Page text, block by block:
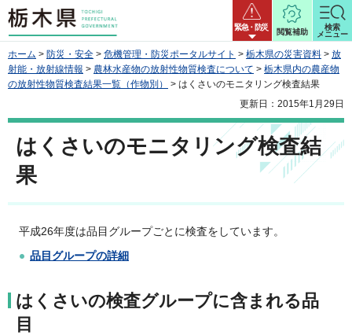
栃木県 緊急・防災
閲覧補助
検索
メニュー
ホーム > 防災・安全 > 危機管理・防災ポータルサイト > 栃木県の災害資料 > 放
射能・放射線情報 > 農林水産物の放射性物質検査について > 栃木県内の農産物
の放射性物質検査結果一覧（作物別）
> はくさいのモニタリング検査結果
更新日：2015年1月29日
はくさいのモニタリング検査結
果
平成26年度は品目グループごとに検査をしています。
品目グループの詳細
はくさいの検査グループに含まれる品
目